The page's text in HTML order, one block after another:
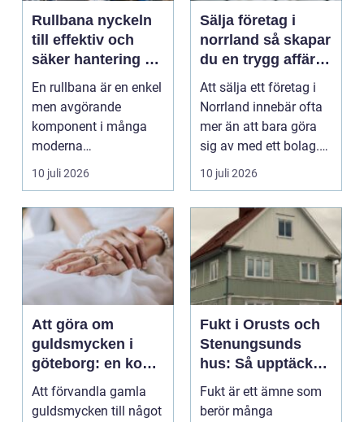
Rullbana nyckeln
till effektiv och
säker hantering av
gods
En rullbana är en enkel
men avgörande
komponent i många
moderna
verksamheter. Den
används för att fl...
10 juli 2026
Sälja företag i
norrland så skapar
du en trygg affär
från start till mål
Att sälja ett företag i
Norrland innebär ofta
mer än att bara göra
sig av med ett bolag.
För många ä...
10 juli 2026
Att göra om
guldsmycken i
göteborg: en konst
att förnya det
gamla
Att förvandla gamla
guldsmycken till något
Fukt i Orusts och
Stenungsunds
hus: Så upptäcker
och åtgärdar du
problemet
Fukt är ett ämne som
berör många